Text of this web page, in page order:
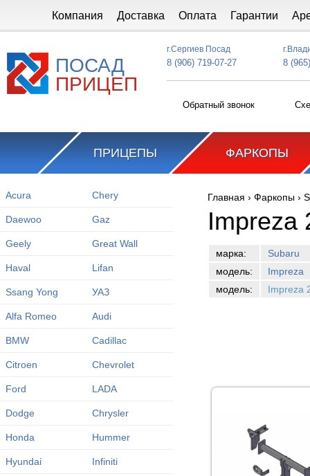
Компания Доставка Оплата Гарантии
ПОСАД
ПРИЦЕП
г.Сергиев Посад
8 (906) 719-07-27 8
Обратный звонок
ПРИЦЕПЫ ФАРКОПЫ
Acura Chery
Daewoo Gaz
Geely Great Wall
Haval Lifan
Ssang Yong УАЗ
Alfa Romeo Audi
BMW Cadillac
Citroen Chevrolet
Ford LADA
Dodge Chrysler
Honda Hummer
Hyundai Infiniti
Вы здесь
Главная › Фаркопы ›
Impreza
марка:
Subaru
модель:
Impreza
модель:
Impreza